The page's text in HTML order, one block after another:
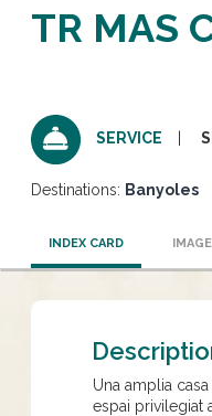
TR MAS
SERVICE
Destinations: Banyoles
INDEX CARD
Una amplia
espai privilegiat